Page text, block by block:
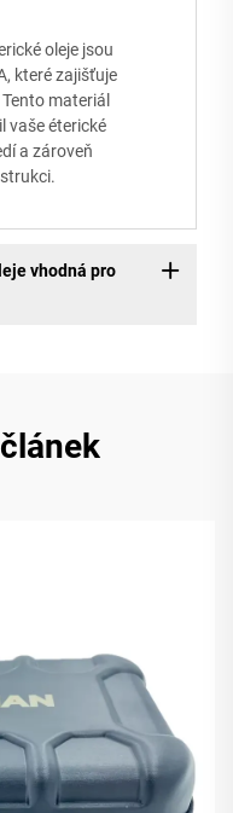
oleje jsou
které zajišťuje
materiál
vaše éterické
a zároveň
vhodná pro